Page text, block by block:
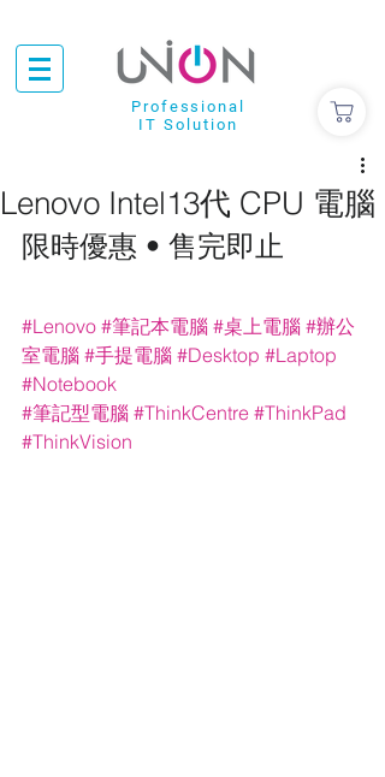
Professional
IT Solution
Lenovo Intel13代 CPU 電腦
限時優惠 • 售完即止
#Lenovo #筆記本電腦 #桌上電腦 #辦公
室電腦 #手提電腦 #Desktop #Laptop
#Notebook
#筆記型電腦 #ThinkCentre #ThinkPad
#ThinkVision